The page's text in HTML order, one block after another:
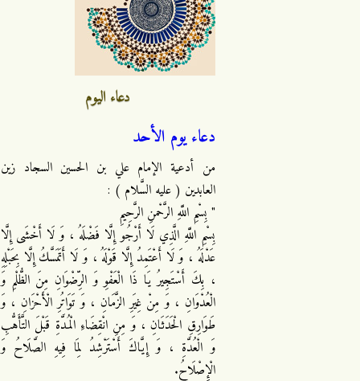
دعاء اليوم
دعاء يوم الأحد
من أدعية الإمام علي بن الحسين السجاد زين
العابدين ( عليه السَّلام ) :
" بِسْمِ اللَّهِ الرَّحْمنِ الرَّحِيمِ
بِسْمِ اللَّهِ الَّذِي لَا أَرْجُو إِلَّا فَضْلَهُ ، وَ لَا أَخْشَى إِلَّا
عَدْلَهُ ، وَ لَا أَعْتَمِدُ إِلَّا قَوْلَهُ ، وَ لَا أَتَمَسَّكُ إِلَّا بِحَبْلِهِ
، بِكَ أَسْتَجِيرُ يَا ذَا الْعَفْوِ وَ الرِّضْوَانِ مِنَ الظُّلْمِ وَ
الْعُدْوَانِ ، وَ مِنْ غِيَرِ الزَّمَانِ ، وَ تَوَاتُرِ الْأَحْزَانِ ، وَ
طَوَارِقِ الْحَدَثَانِ ، وَ مِنِ انْقِضَاءِ الْمُدَّةِ قَبْلَ التَّأَهُّبِ
وَ الْعُدَّةِ ، وَ إِيَّاكَ أَسْتَرْشِدُ لِمَا فِيهِ الصَّلَاحُ وَ
الْإِصْلَاحُ.